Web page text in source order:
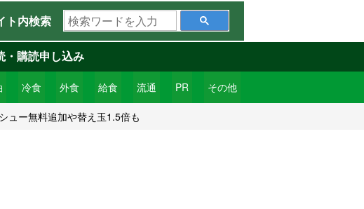
ト内検索
検
索
ワ
ー
ド
を
入
冷食 外食 給食 流通 PR その他
・購読申し込み
ュー無料追加や替え玉1.5倍も